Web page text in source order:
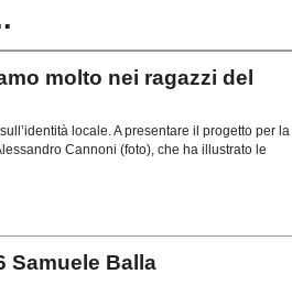
molto nei ragazzi del
locale. A presentare il progetto per la
Cannoni (foto), che ha illustrato le
Samuele Balla